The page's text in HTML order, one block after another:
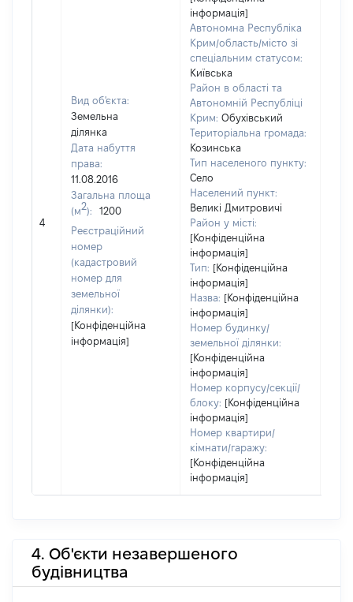
4
Вид об'єкта:
Земельна
ділянка
Дата набуття
права:
11.08.2016
Загальна площа
(м2):
1200
Реєстраційний
номер
(кадастровий
номер для
земельної
ділянки):
[Конфіденційна
інформація]
інформація]
Автономна Республіка
Крим/область/місто зі
спеціальним статусом:
Київська
Район в області та
Автономній Республіці
Крим: Обухівський
Територіальна громада:
Козинська
Тип населеного пункту:
Село
Населений пункт:
Великі Дмитровичі
Район у місті:
[Конфіденційна
інформація]
Тип: [Конфіденційна
інформація]
Назва: [Конфіденційна
інформація]
Номер будинку/
земельної ділянки:
[Конфіденційна
інформація]
Номер корпусу/секції/
блоку: [Конфіденційна
інформація]
Номер квартири/
кімнати/гаражу:
[Конфіденційна
інформація]
4. Об'єкти незавершеного
будівництва